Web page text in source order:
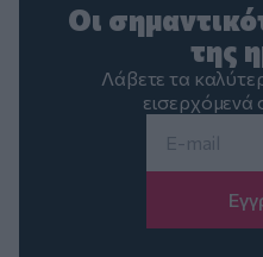
Οι
της
Λάβετε τα
εισερχόμενά